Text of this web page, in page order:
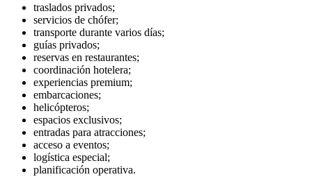
traslados privados;
servicios de chófer;
transporte durante varios días;
guías privados;
reservas en restaurantes;
coordinación hotelera;
experiencias premium;
embarcaciones;
helicópteros;
espacios exclusivos;
entradas para atracciones;
acceso a eventos;
logística especial;
planificación operativa.